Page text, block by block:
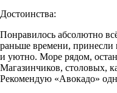
Достоинства:
Понравилось абсолютно
раньше времени, принесли
и уютно. Море рядом,
Магазинчиков, столовых,
Рекомендую «Авокадо»